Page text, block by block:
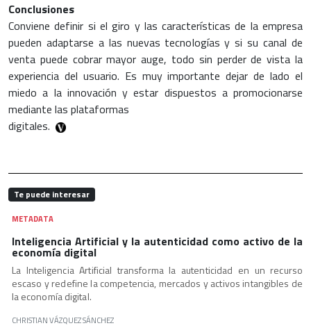
Conclusiones
Conviene definir si el giro y las características de la empresa
pueden adaptarse a las nuevas tecnologías y si su canal de
venta puede cobrar mayor auge, todo sin perder de vista la
experiencia del usuario. Es muy importante dejar de lado el
miedo a la innovación y estar dispuestos a promocionarse
mediante las plataformas
digitales.
Te puede interesar
METADATA
Inteligencia Artificial y la autenticidad como activo de la
economía digital
La Inteligencia Artificial transforma la autenticidad en un recurso
escaso y redefine la competencia, mercados y activos intangibles de
la economía digital.
CHRISTIAN VÁZQUEZ SÁNCHEZ